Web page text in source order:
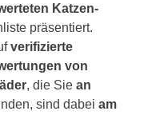
Katzen-
präsentiert.
verifizierte
von
, die Sie an
sind dabei am